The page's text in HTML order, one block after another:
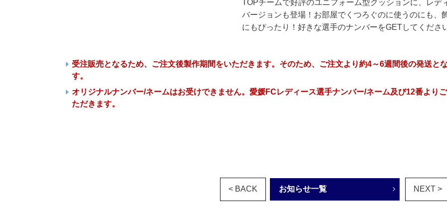
TOPチームで好評のユニフォーム型クッションに、レデ
バージョンも登場！お部屋でくつろぐのに使うのにも、
にもぴったり！好きな選手のナンバーをGETしてくださ
受注販売となるため、ご注文後製作期間をいただきます。そのため、ご注文より約4～6週間後の発送と
す。
オリジナルナンバー/ネームはお受けできません。愛媛FCレディース選手ナンバー/ネーム及び12番より
ただきます。
< BACK お知らせ一覧 NEXT >